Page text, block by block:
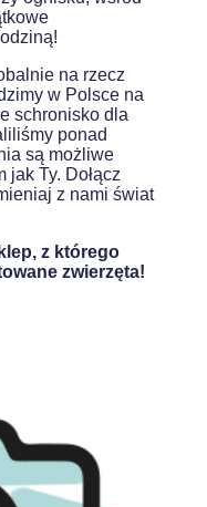
na rzecz
w Polsce na
schronisko dla
ponad
są możliwe
jak Ty. Dołącz
z nami świat
z którego
zwierzęta!